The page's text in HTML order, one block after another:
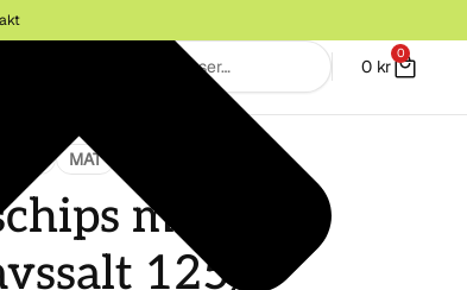
0 kr
0
MAT
med
125g